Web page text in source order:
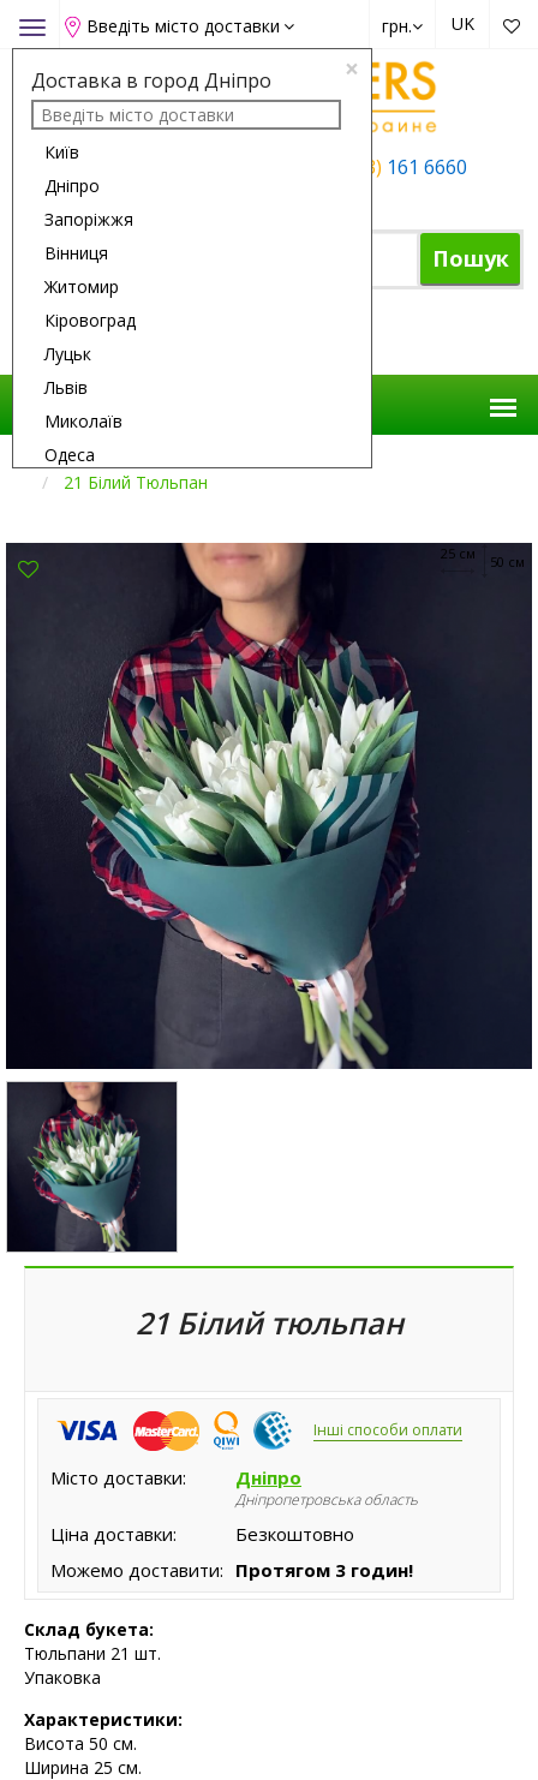
Toggle
navigation
Введіть місто доставки
×
Доставка в город Дніпро
Київ
Дніпро
Запоріжжя
Вінниця
Житомир
Кіровоград
Луцьк
Львів
Миколаїв
Одеса
Полтава
UK
грн.
+38 (063) 161 6660
Пошук
Доставка Квітів
21 Білий Тюльпан
50 см
25 см
21 Білий тюльпан
Інші способи оплати
Місто доставки: Дніпро
Дніпропетровська область
Ціна доставки:
Безкоштовно
Можемо доставити: Протягом 3 годин!
Склад букета:
Тюльпани 21 шт.
Упаковка
Характеристики:
Висота 50 см.
Ширина 25 см.